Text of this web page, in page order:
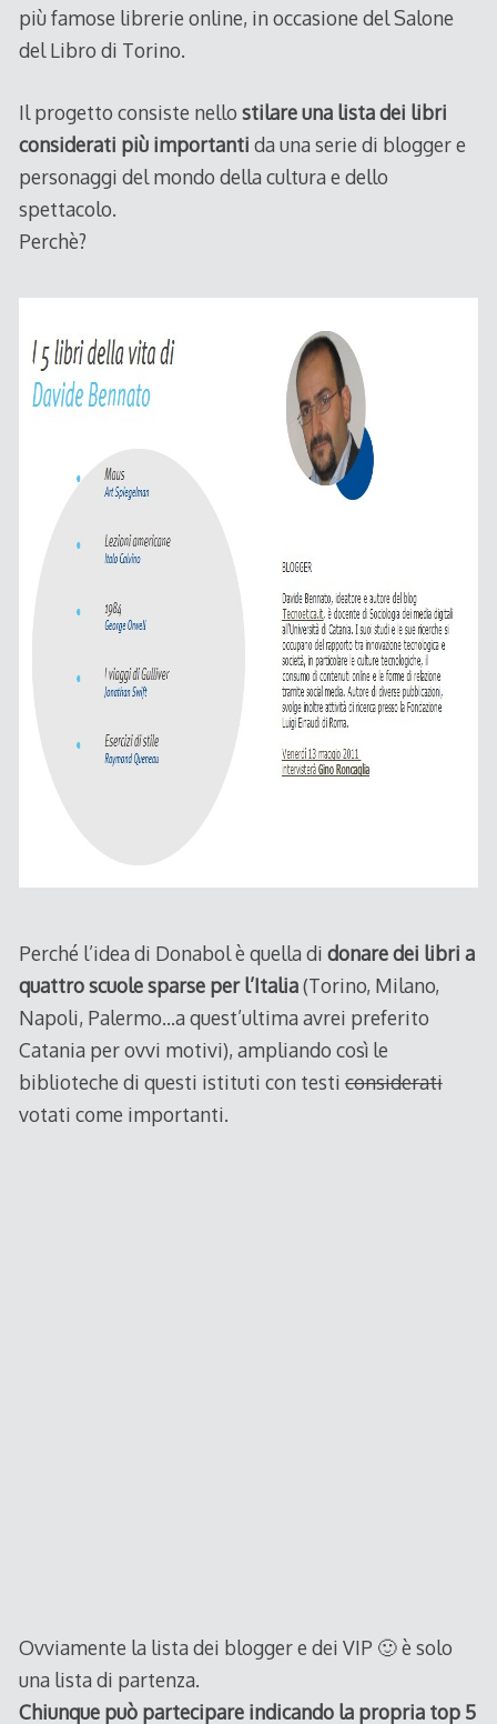
più famose librerie online, in occasione del Salone
del Libro di Torino.
Il progetto consiste nello stilare una lista dei libri
considerati più importanti da una serie di blogger e
personaggi del mondo della cultura e dello
spettacolo.
Perchè?
Perché l’idea di Donabol è quella di donare dei libri a
quattro scuole sparse per l’Italia(Torino, Milano,
Napoli, Palermo…a quest’ultima avrei preferito
Catania per ovvi motivi), ampliando così le
biblioteche di questi istituti con testiconsiderati
votati come importanti.
Ovviamente la lista dei blogger e dei VIP 🙂 è solo
una lista di partenza.
Chiunque può partecipare indicando la propria top 5